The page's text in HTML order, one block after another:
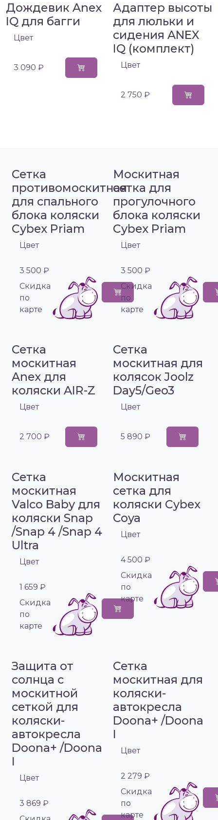
Дождевик Anex
IQ для багги
Цвет
3 090 ₽
Адаптер высоты
для люльки и
сидения ANEX
IQ (комплект)
Цвет
2 750 ₽
Сетка
противомоскитная
для спального
блока коляски
Cybex Priam
Цвет
3 500 ₽
Cкидка
по
карте
Москитная
сетка для
прогулочного
блока коляски
Cybex Priam
Цвет
3 500 ₽
Cкидка
по
карте
Сетка
москитная
Anex для
коляски AIR-Z
Цвет
2 700 ₽
Сетка
москитная для
колясок Joolz
Day5/Geo3
Цвет
5 890 ₽
Сетка
москитная
Valco Baby для
коляски Snap
/Snap 4 /Snap 4
Ultra
Цвет
1 659 ₽
Cкидка
по
карте
Москитная
сетка для
коляски Cybex
Coya
Цвет
4 500 ₽
Cкидка
по
карте
Защита от
солнца с
москитной
сеткой для
коляски-
автокресла
Doona+ /Doona
I
Цвет
3 869 ₽
Сетка
москитная для
коляски-
автокресла
Doona+ /Doona
I
Цвет
2 279 ₽
Cкидка
по
карте